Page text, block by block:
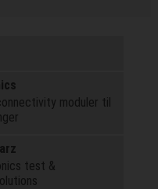
moduler til
test &